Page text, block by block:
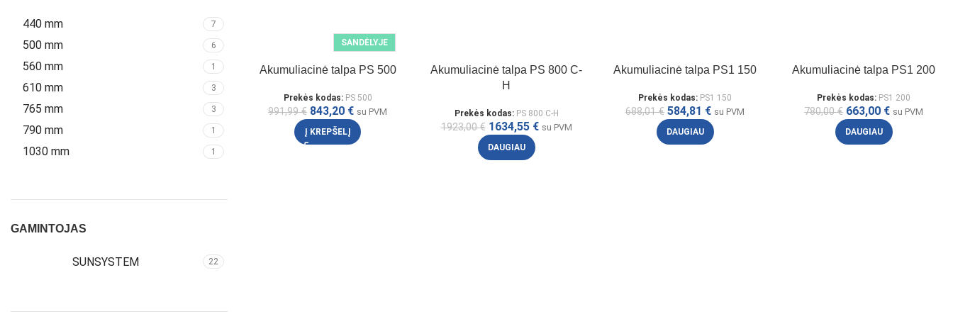
440 mm 7
500 mm 6
560 mm 1
610 mm 3
765 mm 3
790 mm 1
1030 mm 1
GAMINTOJAS
SUNSYSTEM 22
SANDĖLYJE
Akumuliacinė talpa PS 500
Prekės kodas: PS 500
991,99€ 843,20 € su PVM
Į KREPŠELĮ
Akumuliacinė talpa PS 800 C-
H
Prekės kodas: PS 800 C-H
1923,00€ 1634,55 € su PVM
DAUGIAU
Akumuliacinė talpa PS1 150
Prekės kodas: PS1 150
688,01€ 584,81 € su PVM
DAUGIAU
Akumuliacinė talpa PS1 200
Prekės kodas: PS1 200
780,00€ 663,00 € su PVM
DAUGIAU